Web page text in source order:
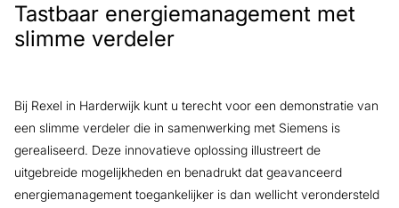
Tastbaar energiemanagement met
slimme verdeler
Bij Rexel in Harderwijk kunt u terecht voor een demonstratie van
een slimme verdeler die in samenwerking met Siemens is
gerealiseerd. Deze innovatieve oplossing illustreert de
uitgebreide mogelijkheden en benadrukt dat geavanceerd
energiemanagement toegankelijker is dan wellicht verondersteld